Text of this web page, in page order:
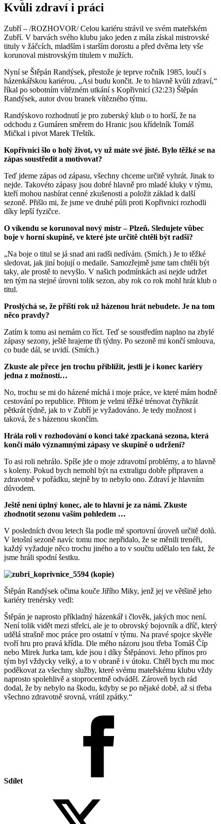
Kvůli zdraví i práci
Zubří – /ROZHOVOR/ Celou kariéru strávil ve svém mateřském
Zubří. V barvách svého klubu jako jeden z mála získal mistrovské
tituly v žáčcích, mladším i starším dorostu a před dvěma lety vše
korunoval mistrovským titulem v mužích.
Nyní se Štěpán Randýsek, přestože je teprve ročník 1985, loučí s
házenkářskou kariérou. „Asi budu končit. Je to hlavně kvůli zdraví,“
říkal po sobotním vítězném utkání s Kopřivnicí (32:23) Štěpán
Randýsek, autor dvou branek vítězného týmu.
Randýskovo rozhodnutí je pro zuberský klub o to horší, že na
odchodu z Gumáren směrem do Hranic jsou křídelník Tomáš
Mičkal i pivot Marek Třeštík.
Kopřivnici šlo o holý život, vy už máte své jisté. Bylo těžké se na
zápas soustředit a motivovat?
Teď jdeme zápas od zápasu, všechny chceme určitě vyhrát. Jinak to
nejde. Takovéto zápasy jsou dobré hlavně pro mladé kluky v týmu,
kteří mohou nasbírat cenné zkušenosti a položit základ k další
sezoně. Přišlo mi, že jsme ve druhé půli proti Kopřivnici rozhodli
díky lepší fyzičce.
O víkendu se korunoval nový mistr – Plzeň. Sledujete vůbec
boje v horní skupině, ve které jste určitě chtěli být radši?
„Na boje o titul se já snad ani radši nedívám. (Smích.) Je to těžké
sledovat, jak jiní bojují o medaile. Samozřejmě jsme tam chtěli být
taky, ale prostě to nevyšlo. V našich podmínkách asi nejde udržet
ten tým na stejné úrovni tolik sezon, aby rok co rok mohl hrát klub o
titul.
Proslýchá se, že příští rok už házenou hrát nebudete. Je na tom
něco pravdy?
Zatím k tomu asi nemám co říct. Teď se soustředím naplno na zbylé
zápasy sezony, ještě hrajeme tři týdny. Po sezoně mi končí smlouva,
co bude dál, se uvidí. (Smích.)
Zkuste ale přece jen trochu přiblížit, jestli je i konec kariéry
jedna z možností…
No, trochu se mi do házené míchá i moje práce, ve které mám hodně
cestování po republice. Přitom je velmi těžké trénovat čtyřikrát
pětkrát týdně, jak to v Zubří je vyžadováno. Je tedy možnost i
taková, že s házenou skončím.
Hrála roli v rozhodování o konci také zpackaná sezona, která
končí málo významnými zápasy ve skupině o udržení?
To asi roli nehrálo. Spíše jde o moje zdravotní problémy, a to hlavně
s koleny. Pokud bych nemohl být na extraligu dobře připraven a
zdravotně v pořádku, stejně by to nebylo ono. Zdraví je hlavním
důvodem.
Ještě není úplný konec, ale to hlavní je za námi. Zkuste
zhodnotit sezonu vaším pohledem …
V posledních dvou letech šla podle mě sportovní úroveň určitě dolů.
V letošní sezoně navíc tomu moc nepřidalo, že se měnili trenéři,
každý vyžaduje něco trochu jiného a to v součtu udělalo ten fakt, že
jsme hráli spodní šestku.
Štěpán Randýsek očima kouče Jiřího Miky, jenž jej ve většině jeho
kariéry trenérsky vedl:
Štěpán je naprosto příkladný házenkář i člověk, jakých moc není.
Není tolik vidět mezi střelci, ale je to obrovský bojovník a dříč, který
udělá strašně moc práce pro ostatní v týmu. Na pravé spojce skvěle
tvoří hru pro pravá křídla. Dle mého názoru jsou třeba Tomáš Číp
nebo Mirek Jurka tam, kde jsou i díky Štěpánovi. Jeho přínos pro
tým byl vždycky velký, a to v obraně i v útoku. Chtěl bych mu moc
poděkovat za všechny služby, které svému mateřskému klubu vždy
naprosto spolehlivě a stoprocentně odváděl. Zároveň bych rád
dodal, že by nebylo na škodu, kdyby se po nějaké době, až si třeba
všechno zdravotně srovná, vrátil zpátky.“
Sdílet